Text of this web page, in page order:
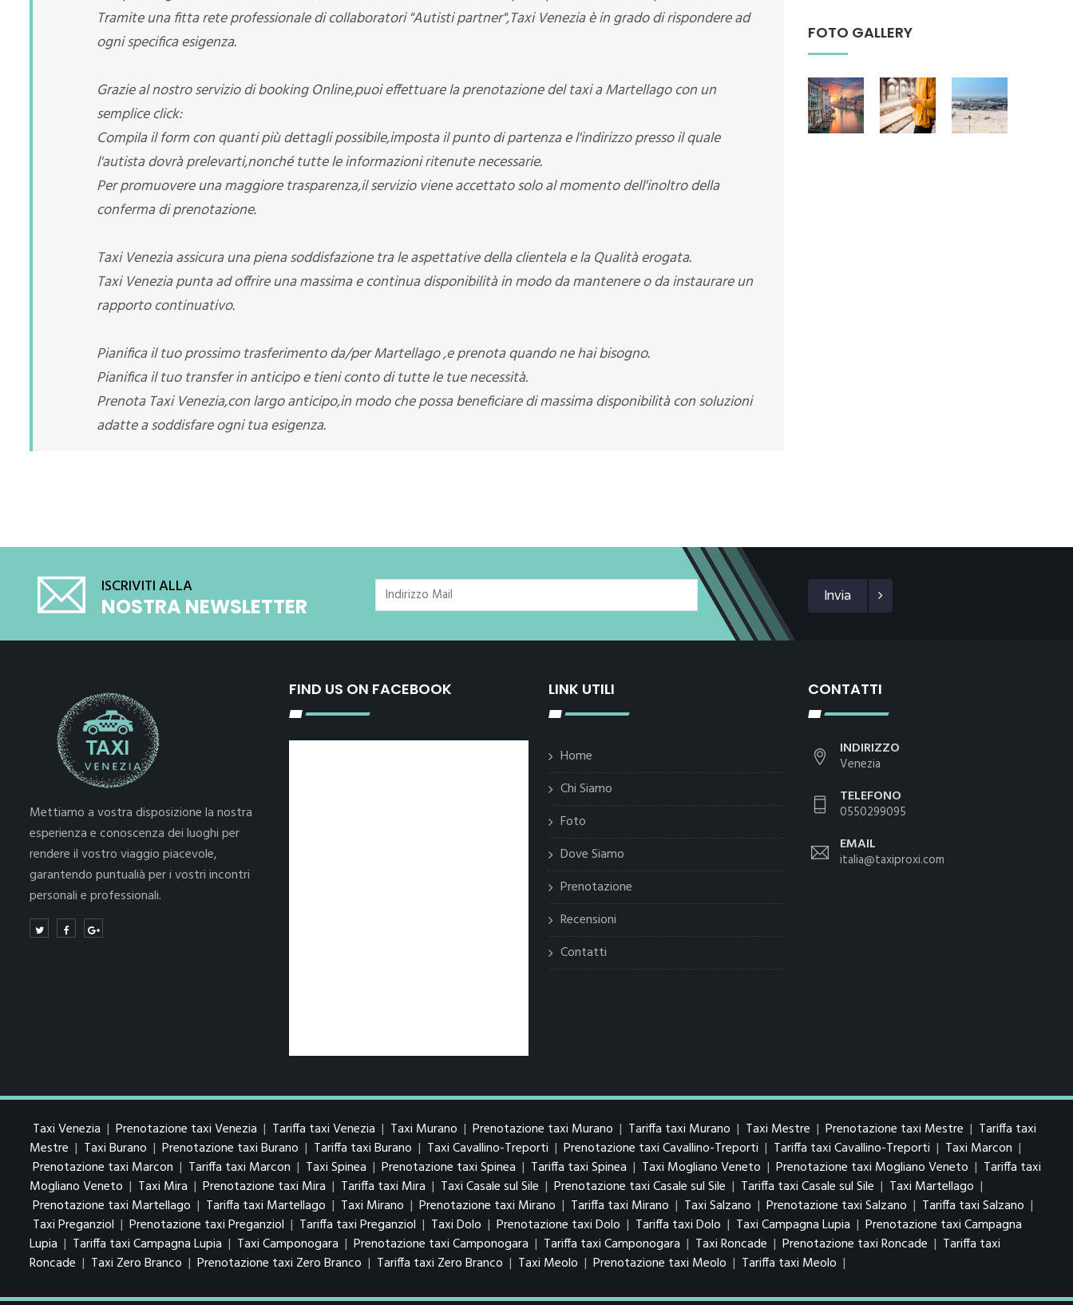
Tramite una fitta rete professionale di collaboratori "Autisti partner",Taxi Venezia è in grado di rispondere ad
ogni specifica esigenza.
Grazie al nostro servizio di booking Online,puoi effettuare la prenotazione del taxi a Martellago con un
semplice click:
Compila il form con quanti più dettagli possibile,imposta il punto di partenza e l'indirizzo presso il quale
l'autista dovrà prelevarti,nonché tutte le informazioni ritenute necessarie.
Per promuovere una maggiore trasparenza,il servizio viene accettato solo al momento dell'inoltro della
conferma di prenotazione.
Taxi Venezia assicura una piena soddisfazione tra le aspettative della clientela e la Qualità erogata.
Taxi Venezia punta ad offrire una massima e continua disponibilità in modo da mantenere o da instaurare un
rapporto continuativo.
Pianifica il tuo prossimo trasferimento da/per Martellago ,e prenota quando ne hai bisogno.
Pianifica il tuo transfer in anticipo e tieni conto di tutte le tue necessità.
Prenota Taxi Venezia,con largo anticipo,in modo che possa beneficiare di massima disponibilità con soluzioni
adatte a soddisfare ogni tua esigenza.
FOTO GALLERY
ISCRIVITI ALLA
NOSTRA NEWSLETTER Invia
Mettiamo a vostra disposizione la nostra
esperienza e conoscenza dei luoghi per
rendere il vostro viaggio piacevole,
garantendo puntualià per i vostri incontri
personali e professionali.
FIND US ON FACEBOOK LINK UTILI
Home
Chi Siamo
Foto
Dove Siamo
Prenotazione
Recensioni
Contatti
CONTATTI
INDIRIZZO
Venezia
TELEFONO
0550299095
EMAIL
italia@taxiproxi.com
Taxi Venezia | Prenotazione taxi Venezia | Tariffa taxi Venezia | Taxi Murano | Prenotazione taxi Murano | Tariffa taxi Murano | Taxi Mestre | Prenotazione taxi Mestre | Tariffa taxi
Mestre | Taxi Burano | Prenotazione taxi Burano | Tariffa taxi Burano | Taxi Cavallino-Treporti | Prenotazione taxi Cavallino-Treporti | Tariffa taxi Cavallino-Treporti | Taxi Marcon |
Prenotazione taxi Marcon | Tariffa taxi Marcon | Taxi Spinea | Prenotazione taxi Spinea | Tariffa taxi Spinea | Taxi Mogliano Veneto | Prenotazione taxi Mogliano Veneto | Tariffa taxi
Mogliano Veneto | Taxi Mira | Prenotazione taxi Mira | Tariffa taxi Mira | Taxi Casale sul Sile | Prenotazione taxi Casale sul Sile | Tariffa taxi Casale sul Sile | Taxi Martellago |
Prenotazione taxi Martellago | Tariffa taxi Martellago | Taxi Mirano | Prenotazione taxi Mirano | Tariffa taxi Mirano | Taxi Salzano | Prenotazione taxi Salzano | Tariffa taxi Salzano |
Taxi Preganziol | Prenotazione taxi Preganziol | Tariffa taxi Preganziol | Taxi Dolo | Prenotazione taxi Dolo | Tariffa taxi Dolo | Taxi Campagna Lupia | Prenotazione taxi Campagna
Lupia | Tariffa taxi Campagna Lupia | Taxi Camponogara | Prenotazione taxi Camponogara | Tariffa taxi Camponogara | Taxi Roncade | Prenotazione taxi Roncade | Tariffa taxi
Roncade | Taxi Zero Branco | Prenotazione taxi Zero Branco | Tariffa taxi Zero Branco | Taxi Meolo | Prenotazione taxi Meolo | Tariffa taxi Meolo |